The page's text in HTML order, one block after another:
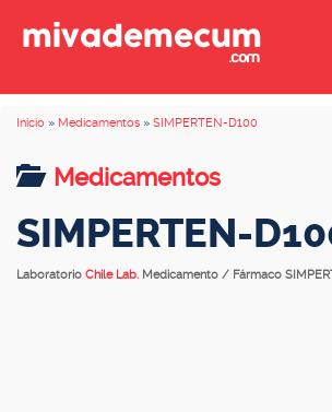
Inicio » Medicamentos » SIMPERTEN-D100
Medicamentos
SIMPERTEN-
Laboratorio Chile Lab. Medicamento / Fármaco